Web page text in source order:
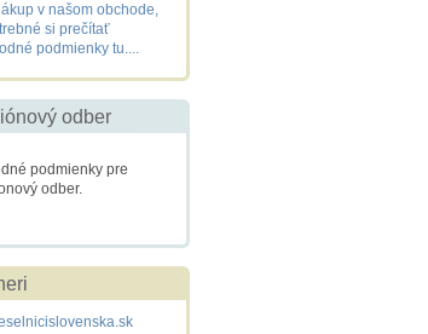
v našom obchode,
si prečítať
podmienky tu....
odber
podmienky pre
odber.